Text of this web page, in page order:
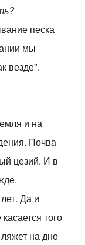
песка
мы
везде".
и на
Почва
цезий. И в
Да и
того
на дно